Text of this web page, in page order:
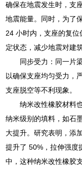
确保在地震发生时，支
地震能量。同时，为了
24 小时内，支座的复
定状态，减少地震对建
同步受力：同一片
以确保支座均匀受力，
支座脱空等不利现象。
纳米改性橡胶材料
纳米级别的填料，如石
大提升。研究表明，添
提升了 50%，拉伸强度
中，这种纳米改性橡胶